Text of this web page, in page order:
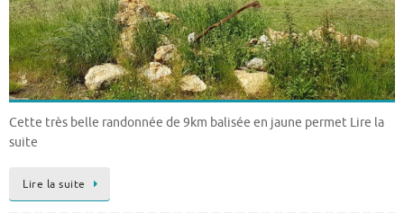
Cette très belle randonnée de 9km balisée en jaune permet Lire la
suite
Lire la suite